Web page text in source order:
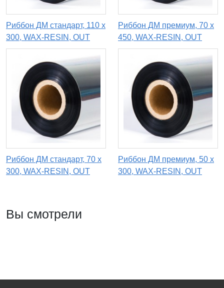
Риббон ДМ стандарт, 110 х
300, WAX-RESIN, OUT
Риббон ДМ премиум, 70 х
450, WAX-RESIN, OUT
Риббон ДМ стандарт, 70 х
300, WAX-RESIN, OUT
Риббон ДМ премиум, 50 х
300, WAX-RESIN, OUT
Вы смотрели